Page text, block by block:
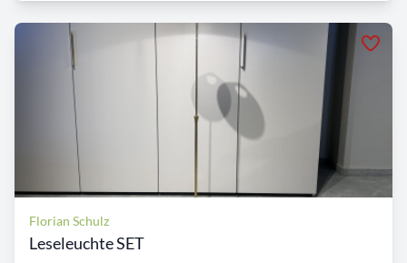
Florian Schulz
Leseleuchte SET